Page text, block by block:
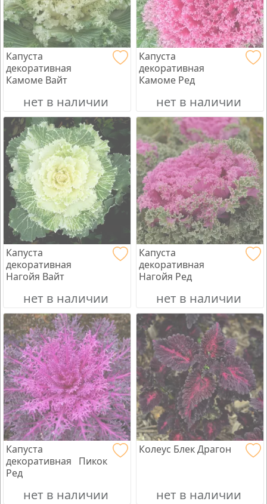
Капуста
декоративная
Камоме Вайт
нет в наличии
Капуста
декоративная
Камоме Ред
нет в наличии
Капуста
декоративная
Нагойя Вайт
нет в наличии
Капуста
декоративная
Нагойя Ред
нет в наличии
Капуста
декоративная Пикок
Ред
нет в наличии
Колеус Блек Драгон
нет в наличии